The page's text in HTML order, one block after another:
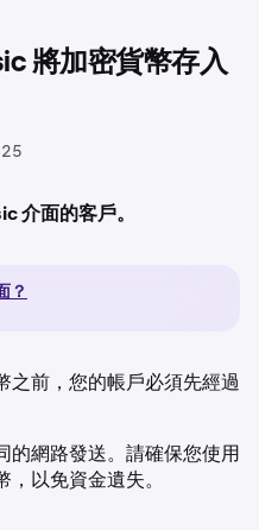
將加密貨幣存入
介面的客戶。
？
之前，您的帳戶必須先經過
的網路發送。請確保您使用
以免資金遺失。